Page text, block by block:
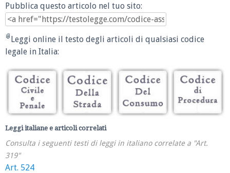
Pubblica questo articolo nel tuo sito:
Leggi online il testo degli articoli di qualsiasi codice
legale in Italia:
Leggi italiane e articoli correlati
Consulta i seguenti testi di leggi in italiano correlate a "Art.
319"
Art. 524